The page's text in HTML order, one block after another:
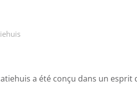
a été conçu dans un